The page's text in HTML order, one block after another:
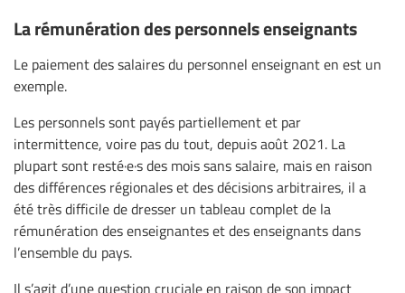
La rémunération des personnels enseignants
Le paiement des salaires du personnel enseignant en est un
exemple.
Les personnels sont payés partiellement et par
intermittence, voire pas du tout, depuis août 2021. La
plupart sont resté·e·s des mois sans salaire, mais en raison
des différences régionales et des décisions arbitraires, il a
été très difficile de dresser un tableau complet de la
rémunération des enseignantes et des enseignants dans
l’ensemble du pays.
Il s’agit d’une question cruciale en raison de son impact